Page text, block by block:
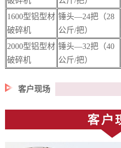
1600型铝型材
破碎机
锤头—24把（28
公斤/把）
2000型铝型材
破碎机
锤头—32把（40
公斤/把）
客户现场